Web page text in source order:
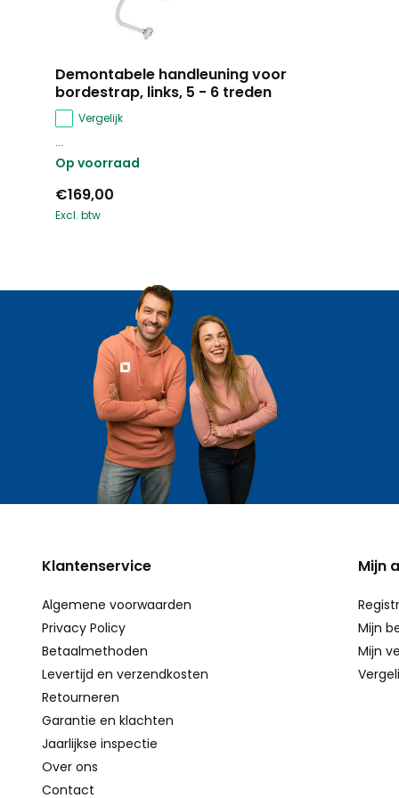
Demontabele handleuning voor
bordestrap, links, 5 - 6 treden
Vergelijk
...
Op voorraad
€169,00
Excl. btw
Klantenservice
Algemene voorwaarden
Privacy Policy
Betaalmethoden
Levertijd en verzendkosten
Retourneren
Garantie en klachten
Jaarlijkse inspectie
Over ons
Contact
Mijn
Mijn
Mijn